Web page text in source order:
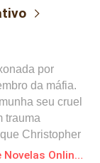
por
da máfia.
seu cruel
trauma
Christopher
consumido
Lealdade Obscura Download gratuito de Novelas Online em PDF